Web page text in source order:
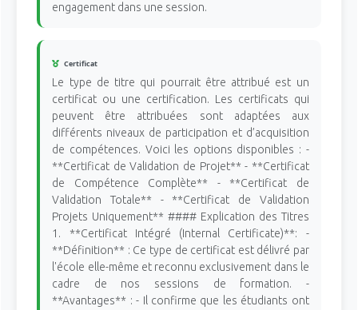
engagement dans une session.
Certificat
Le type de titre qui pourrait être attribué est un
certificat ou une certification. Les certificats qui
peuvent être attribuées sont adaptées aux
différents niveaux de participation et d’acquisition
de compétences. Voici les options disponibles : -
**Certificat de Validation de Projet** - **Certificat
de Compétence Complète** - **Certificat de
Validation Totale** - **Certificat de Validation
Projets Uniquement** #### Explication des Titres
1. **Certificat Intégré (Internal Certificate)**: -
**Définition** : Ce type de certificat est délivré par
l'école elle-même et reconnu exclusivement dans le
cadre de nos sessions de formation. -
**Avantages** : - Il confirme que les étudiants ont